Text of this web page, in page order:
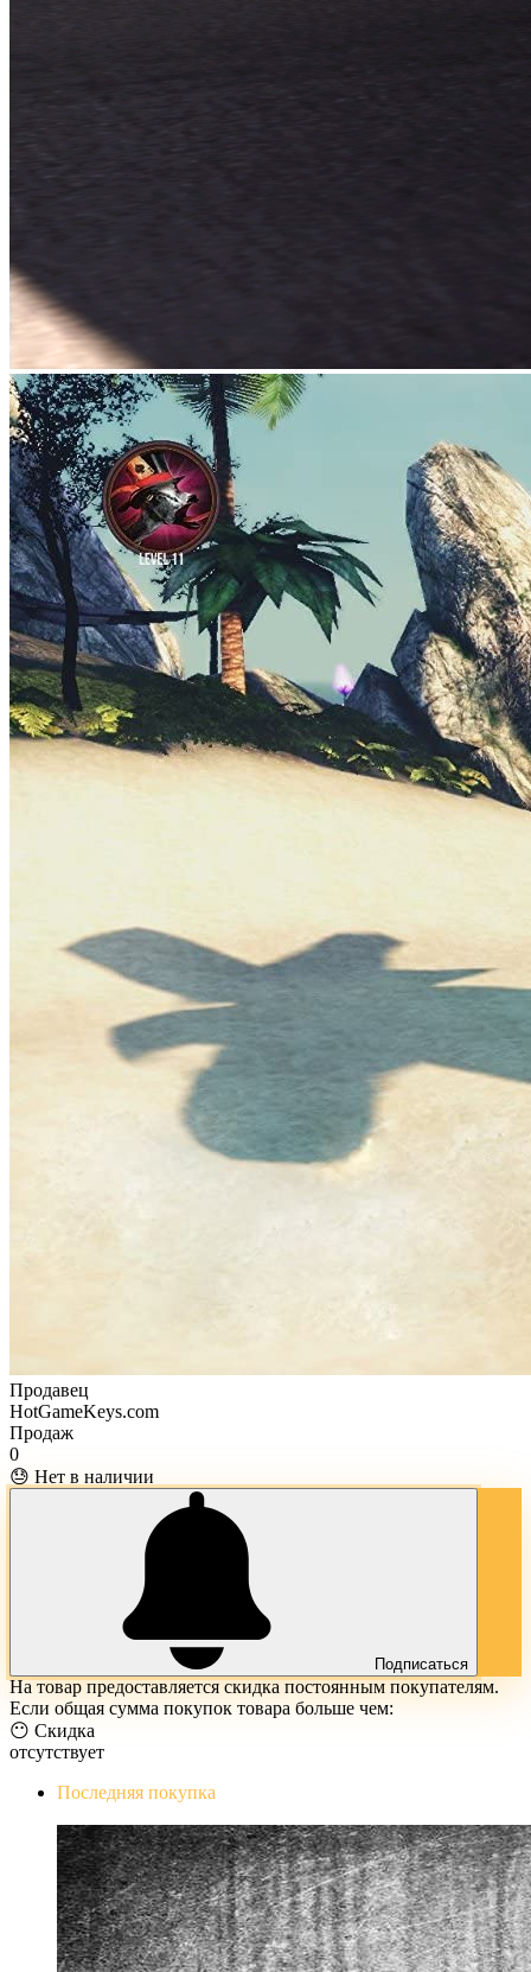
Продавец
HotGameKeys.com
Продаж
0
😓 Нет в наличии
Подписаться
На товар предоставляется скидка постоянным покупателям.
Если общая сумма покупок товара больше чем:
😶 Скидка
отсутствует
Последняя покупка